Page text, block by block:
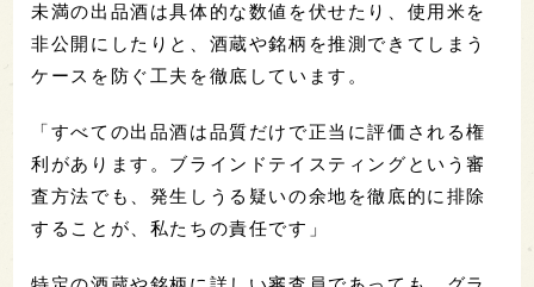
未満の出品酒は具体的な数値を伏せたり、使用米を
非公開にしたりと、酒蔵や銘柄を推測できてしまう
ケースを防ぐ工夫を徹底しています。
「すべての出品酒は品質だけで正当に評価される権
利があります。ブラインドテイスティングという審
査方法でも、発生しうる疑いの余地を徹底的に排除
することが、私たちの責任です」